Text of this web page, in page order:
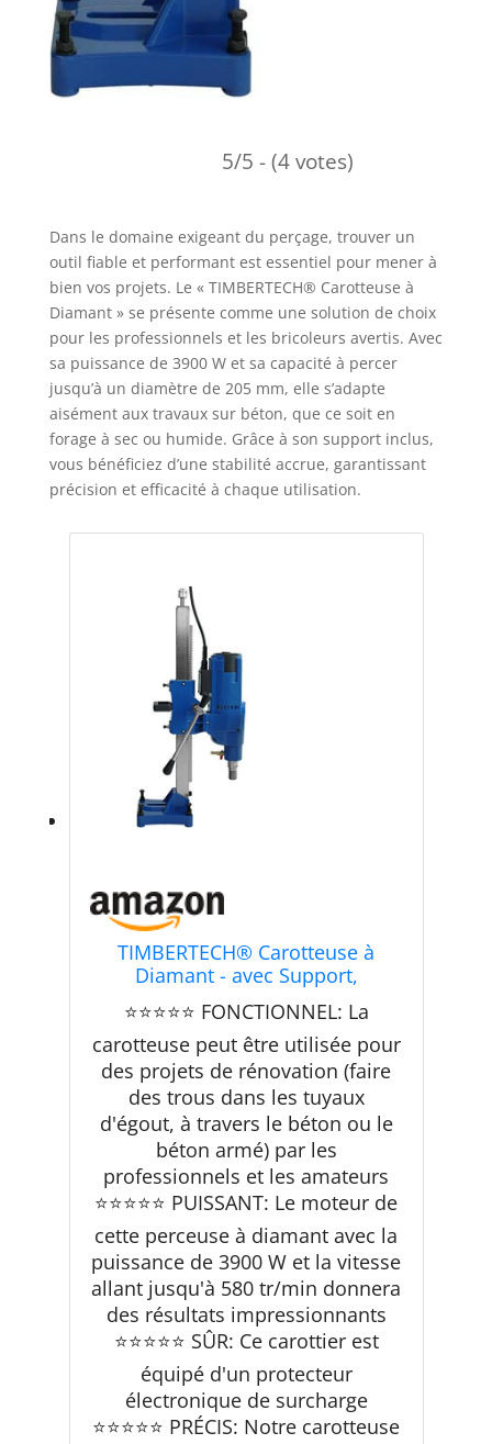
5/5 - (4 votes)
Dans le domaine exigeant du perçage, trouver un
outil fiable et performant est essentiel pour mener à
bien vos projets. Le « TIMBERTECH® Carotteuse à
Diamant » se présente comme une solution de choix
pour les professionnels et les bricoleurs avertis. Avec
sa puissance de 3900 W et sa capacité à percer
jusqu’à un diamètre de 205 mm, elle s’adapte
aisément aux travaux sur béton, que ce soit en
forage à sec ou humide. Grâce à son support inclus,
vous bénéficiez d’une stabilité accrue, garantissant
précision et efficacité à chaque utilisation.
TIMBERTECH® Carotteuse à
Diamant - avec Support,
mm, 3900 W, 580 tr/min, Adapté
au Forage à Sec et Humide, Béton
- Perceuse, Carottier
⭐⭐⭐⭐⭐ FONCTIONNEL: La
carotteuse peut être utilisée pour
des projets de rénovation (faire
des trous dans les tuyaux
d'égout, à travers le béton ou le
béton armé) par les
professionnels et les amateurs
⭐⭐⭐⭐⭐ PUISSANT: Le moteur de
cette perceuse à diamant avec la
puissance de 3900 W et la vitesse
allant jusqu'à 580 tr/min donnera
des résultats impressionnants
⭐⭐⭐⭐⭐ SÛR: Ce carottier est
équipé d'un protecteur
électronique de surcharge
⭐⭐⭐⭐⭐ PRÉCIS: Notre carotteuse